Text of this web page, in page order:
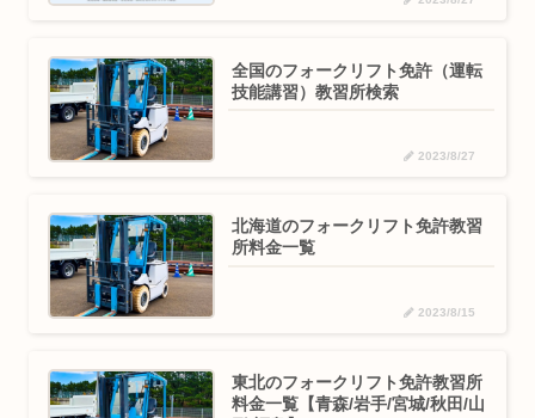
全国のフォークリフト免許（運転
技能講習）教習所検索
2023/8/27
北海道のフォークリフト免許教習
所料金一覧
2023/8/15
東北のフォークリフト免許教習所
料金一覧【青森/岩手/宮城/秋田/山